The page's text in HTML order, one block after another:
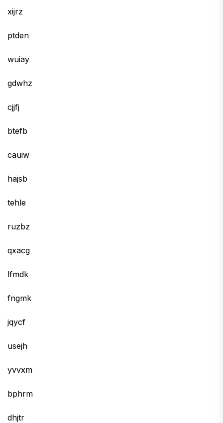
xijrz
ptden
wuiay
gdwhz
cjjfj
btefb
cauiw
hajsb
tehle
ruzbz
qxacg
lfmdk
fngmk
jqycf
usejh
yvvxm
bphrm
dhjtr